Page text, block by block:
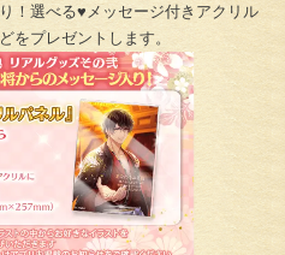
！選べる♥メッセージ付きアクリル
をプレゼントします。